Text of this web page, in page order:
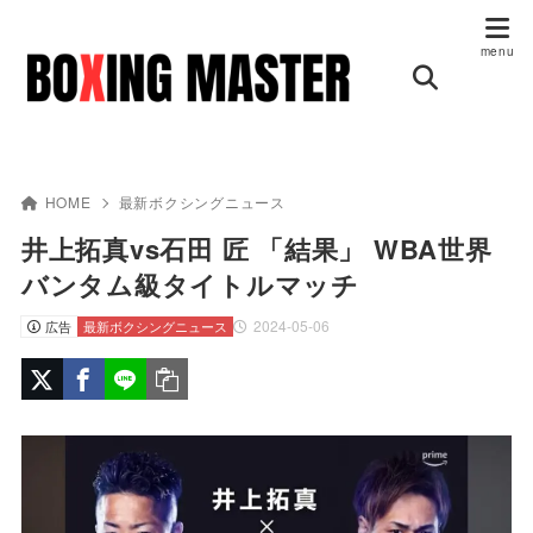
HOME 最新ボクシングニュース
井上拓真vs石田 匠 「結果」 WBA世界
バンタム級タイトルマッチ
広告 2024-05-06
最新ボクシングニュース